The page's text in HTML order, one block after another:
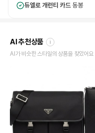
듀엘로 개런티 카드 동봉
AI 추천상품 i
AI가 비슷한 스타일의 상품을 찾았어요